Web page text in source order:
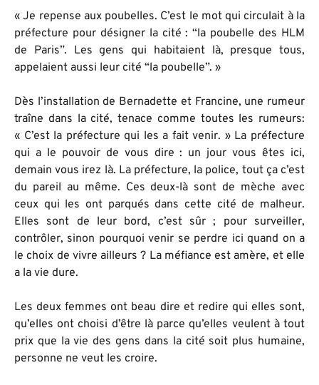
« Je repense aux poubelles. C’est le mot qui circulait à la
préfecture pour désigner la cité : “la poubelle des HLM
de Paris”. Les gens qui habitaient là, presque tous,
appelaient aussi leur cité “la poubelle”. »
Dès l’installation de Bernadette et Francine, une rumeur
traîne dans la cité, tenace comme toutes les rumeurs:
« C’est la préfecture qui les a fait venir. » La préfecture
qui a le pouvoir de vous dire : un jour vous êtes ici,
demain vous irez là. La préfecture, la police, tout ça c’est
du pareil au même. Ces deux-là sont de mèche avec
ceux qui les ont parqués dans cette cité de malheur.
Elles sont de leur bord, c’est sûr ; pour surveiller,
contrôler, sinon pourquoi venir se perdre ici quand on a
le choix de vivre ailleurs ? La méfiance est amère, et elle
a la vie dure.
Les deux femmes ont beau dire et redire qui elles sont,
qu’elles ont choisi d’être là parce qu’elles veulent à tout
prix que la vie des gens dans la cité soit plus humaine,
personne ne veut les croire.